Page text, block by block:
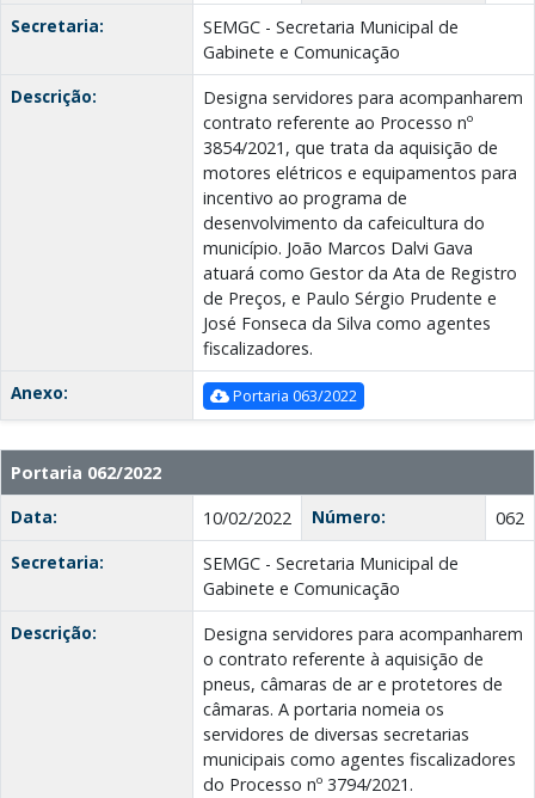
Secretaria:
SEMGC - Secretaria Municipal de
Gabinete e Comunicação
Descrição:
Designa servidores para acompanharem
contrato referente ao Processo nº
3854/2021, que trata da aquisição de
motores elétricos e equipamentos para
incentivo ao programa de
desenvolvimento da cafeicultura do
município. João Marcos Dalvi Gava
atuará como Gestor da Ata de Registro
de Preços, e Paulo Sérgio Prudente e
José Fonseca da Silva como agentes
fiscalizadores.
Anexo:
Portaria 063/2022
Portaria 062/2022
Data:
10/02/2022 Número:
062
Secretaria:
SEMGC - Secretaria Municipal de
Gabinete e Comunicação
Descrição:
Designa servidores para acompanharem
o contrato referente à aquisição de
pneus, câmaras de ar e protetores de
câmaras. A portaria nomeia os
servidores de diversas secretarias
municipais como agentes fiscalizadores
do Processo nº 3794/2021.